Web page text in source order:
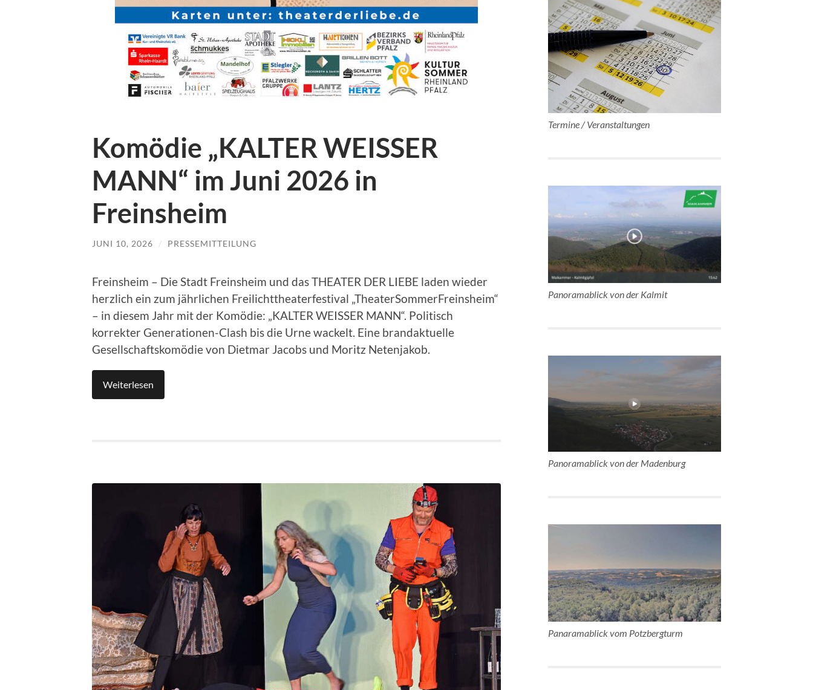
Komödie „KALTER WEISSER
MANN“ im Juni 2026 in
Freinsheim
JUNI 10, 2026 / PRESSEMITTEILUNG
Freinsheim – Die Stadt Freinsheim und das THEATER DER LIEBE laden wieder
herzlich ein zum jährlichen Freilichttheaterfestival „TheaterSommerFreinsheim“
– in diesem Jahr mit der Komödie: „KALTER WEISSER MANN“. Politisch
korrekter Generationen-Clash bis die Urne wackelt. Eine brandaktuelle
Gesellschaftskomödie von Dietmar Jacobs und Moritz Netenjakob.
Weiterlesen
Termine / Veranstaltungen
Panoramablick von der Kalmit
Panoramablick von der Madenburg
Panaramablick vom Potzbergturm